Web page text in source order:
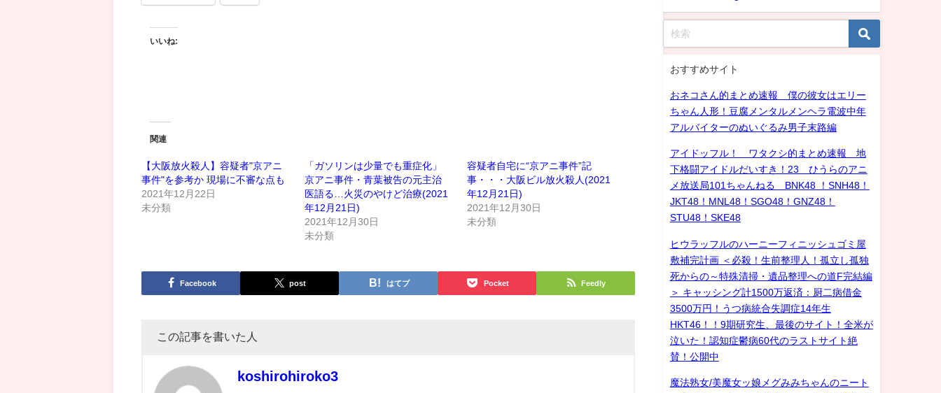
いいね:
関連
【大阪放火殺人】容疑者"京アニ
事件"を参考か 現場に不審な点も
2021年12月22日
未分類
「ガソリンは少量でも重症化」
京アニ事件・青葉被告の元主治
医語る…火災のやけど治療(2021
年12月21日)
2021年12月30日
未分類
容疑者自宅に“京アニ事件”記
事・・・大阪ビル放火殺人(2021
年12月21日)
2021年12月30日
未分類
Facebook post はてブ Pocket Feedly
この記事を書いた人
koshirohiroko3
おすすめサイト
おネコさん的まとめ速報 僕の彼女はエリー
ちゃん人形！豆腐メンタルメンヘラ電波中年
アルバイターのぬいぐるみ男子末路編
アイドッフル！ ワタクシ的まとめ速報 地
下格闘アイドルだいすき！23 ひうらのアニ
メ放送局101ちゃんねる BNK48 ！SNH48！
JKT48！MNL48！SGO48！GNZ48！
STU48！SKE48
ヒウラッフルのハーニーフィニッシュゴミ屋
敷補完計画 ＜必殺！生前整理人！孤立し孤独
死からの～特殊清掃・遺品整理への道F完結編
＞ キャッシング計1500万返済：厨二病借金
3500万円！うつ病統合失調症14年生
HKT46！！9期研究生、最後のサイト！全米が
泣いた！認知症鬱病60代のラストサイト絶
賛！公開中
魔法熟女/美魔女ッ娘メグみみちゃんのニート